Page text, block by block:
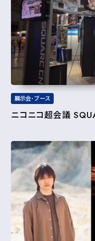
展示会･ブース
ニコニコ超会議